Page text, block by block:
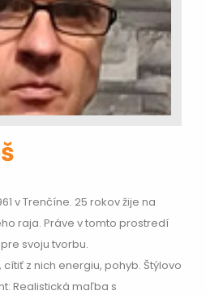
v Trenčíne. 25 rokov žije na
raja. Práve v tomto prostredí
svoju tvorbu.
z nich energiu, pohyb. Štýlovo
Realistická maľba s